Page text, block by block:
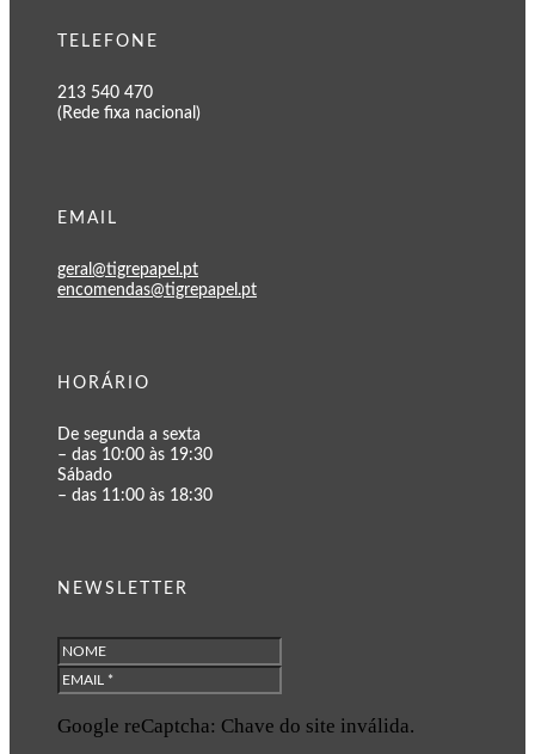
TELEFONE
213 540 470
(Rede fixa nacional)
EMAIL
geral@tigrepapel.pt
encomendas@tigrepapel.pt
HORÁRIO
De segunda a sexta
– das 10:00 às 19:30
Sábado
– das 11:00 às 18:30
NEWSLETTER
Google reCaptcha: Chave do site inválida.